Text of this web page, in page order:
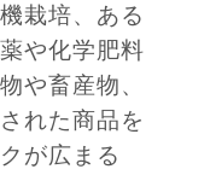
栽培、ある
や化学肥料
や畜産物、
れた商品を
が広まる